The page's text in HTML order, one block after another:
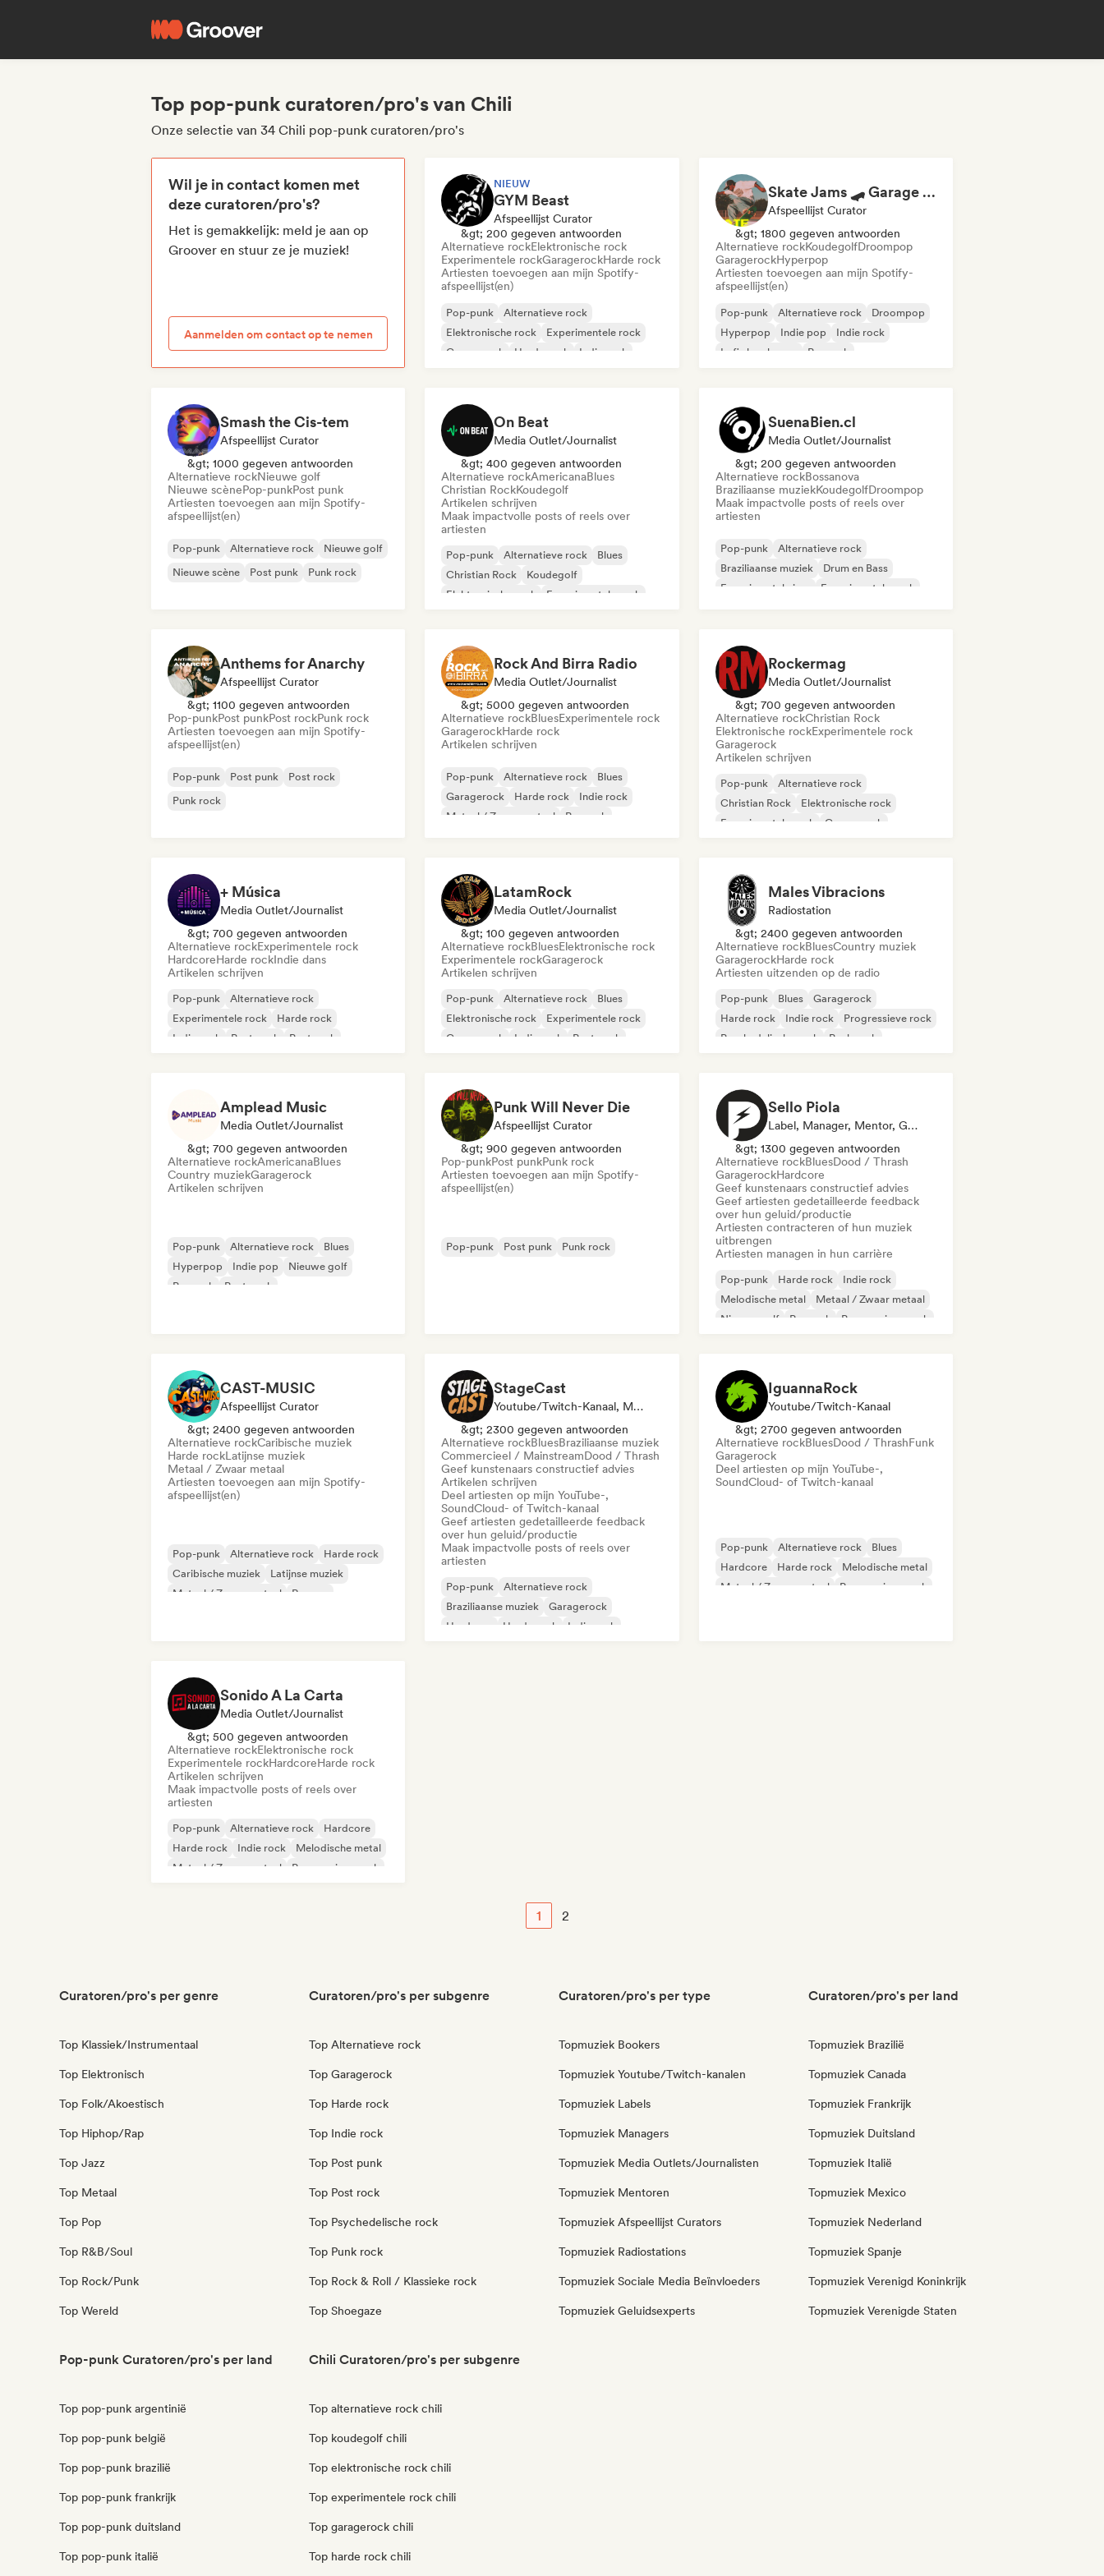
Top pop-punk curatoren/pro's van Chili
Onze selectie van 34 Chili pop-punk curatoren/pro's
Wil je in contact komen met
deze curatoren/pro's?
Het is gemakkelijk: meld je aan op
Groover en stuur ze je muziek!
Aanmelden om contact op te nemen
NIEUW
GYM Beast
Afspeellijst Curator
&gt; 200 gegeven antwoorden
Alternatieve rockElektronische rock
Experimentele rockGaragerockHarde rock
Artiesten toevoegen aan mijn Spotify-
afspeellijst(en)
Pop-punk
Alternatieve rock
Elektronische rock
Experimentele rock
Garagerock
Harde rock
Indie rock
Skate Jams 🛹 Garage Rock, Surf Rock & Neo-Psych
Afspeellijst Curator
&gt; 1800 gegeven antwoorden
Alternatieve rockKoudegolfDroompop
GaragerockHyperpop
Artiesten toevoegen aan mijn Spotify-
afspeellijst(en)
Pop-punk Alternatieve rock
Droompop
Hyperpop
Indie pop
Indie rock
Lofi slaapkamer
Poprock
Smash the Cis-tem
Afspeellijst Curator
&gt; 1000 gegeven antwoorden
Alternatieve rockNieuwe golf
Nieuwe scènePop-punkPost punk
Artiesten toevoegen aan mijn Spotify-
afspeellijst(en)
Pop-punk Alternatieve rock
Nieuwe golf
Nieuwe scène
Post punk Punk rock
On Beat
Media Outlet/Journalist
&gt; 400 gegeven antwoorden
Alternatieve rockAmericanaBlues
Christian RockKoudegolf
Artikelen schrijven
Maak impactvolle posts of reels over
artiesten
Pop-punk Alternatieve rock
Blues
Christian Rock
Koudegolf
Elektronische rock
Experimentele rock
SuenaBien.cl
Media Outlet/Journalist
&gt; 200 gegeven antwoorden
Alternatieve rockBossanova
Braziliaanse muziekKoudegolfDroompop
Maak impactvolle posts of reels over
artiesten
Pop-punk
Alternatieve rock
Braziliaanse muziek
Drum en Bass
Experimentele jazz
Experimentele rock
Anthems for Anarchy
Afspeellijst Curator
&gt; 1100 gegeven antwoorden
Pop-punkPost punkPost rockPunk rock
Artiesten toevoegen aan mijn Spotify-
afspeellijst(en)
Pop-punk Post punk
Post rock
Punk rock
Rock And Birra Radio
Media Outlet/Journalist
&gt; 5000 gegeven antwoorden
Alternatieve rockBluesExperimentele rock
GaragerockHarde rock
Artikelen schrijven
Pop-punk Alternatieve rock
Blues
Garagerock
Harde rock
Indie rock
Metaal / Zwaar metaal
Poprock
Rockermag
Media Outlet/Journalist
&gt; 700 gegeven antwoorden
Alternatieve rockChristian Rock
Elektronische rockExperimentele rock
Garagerock
Artikelen schrijven
Pop-punk
Alternatieve rock
Christian Rock
Elektronische rock
Experimentele rock
Garagerock
+ Música
Media Outlet/Journalist
&gt; 700 gegeven antwoorden
Alternatieve rockExperimentele rock
HardcoreHarde rockIndie dans
Artikelen schrijven
Pop-punk
Alternatieve rock
Experimentele rock
Harde rock
Indie rock
Post punk
Post rock
LatamRock
Media Outlet/Journalist
&gt; 100 gegeven antwoorden
Alternatieve rockBluesElektronische rock
Experimentele rockGaragerock
Artikelen schrijven
Pop-punk Alternatieve rock
Blues
Elektronische rock
Experimentele rock
Garagerock
Indie rock Post punk
Males Vibracions
Radiostation
&gt; 2400 gegeven antwoorden
Alternatieve rockBluesCountry muziek
GaragerockHarde rock
Artiesten uitzenden op de radio
Pop-punk Blues
Garagerock
Harde rock
Indie rock
Progressieve rock
Psychedelische rock
Punk rock
Amplead Music
Media Outlet/Journalist
&gt; 700 gegeven antwoorden
Alternatieve rockAmericanaBlues
Country muziekGaragerock
Artikelen schrijven
Pop-punk Alternatieve rock
Blues
Hyperpop
Indie pop
Nieuwe golf
Poprock
Post punk
Punk Will Never Die
Afspeellijst Curator
&gt; 900 gegeven antwoorden
Pop-punkPost punkPunk rock
Artiesten toevoegen aan mijn Spotify-
afspeellijst(en)
Pop-punk Post punk Punk rock
Sello Piola
Label, Manager, Mentor, Geluidsexpert
&gt; 1300 gegeven antwoorden
Alternatieve rockBluesDood / Thrash
GaragerockHardcore
Geef kunstenaars constructief advies
Geef artiesten gedetailleerde feedback
over hun geluid/productie
Artiesten contracteren of hun muziek
uitbrengen
Artiesten managen in hun carrière
Pop-punk Harde rock
Indie rock
Melodische metal
Metaal / Zwaar metaal
Nieuwe golf
Poprock Progressieve rock
CAST-MUSIC
Afspeellijst Curator
&gt; 2400 gegeven antwoorden
Alternatieve rockCaribische muziek
Harde rockLatijnse muziek
Metaal / Zwaar metaal
Artiesten toevoegen aan mijn Spotify-
afspeellijst(en)
Pop-punk Alternatieve rock
Harde rock
Caribische muziek
Latijnse muziek
Metaal / Zwaar metaal
Reggae
StageCast
Youtube/Twitch-Kanaal, Media Outlet/Journalist, Mentor, Sociale Media Beïnvloeder, Geluidsexpert
&gt; 2300 gegeven antwoorden
Alternatieve rockBluesBraziliaanse muziek
Commercieel / MainstreamDood / Thrash
Geef kunstenaars constructief advies
Artikelen schrijven
Deel artiesten op mijn YouTube-,
SoundCloud- of Twitch-kanaal
Geef artiesten gedetailleerde feedback
over hun geluid/productie
Maak impactvolle posts of reels over
artiesten
Pop-punk
Alternatieve rock
Braziliaanse muziek
Garagerock
Hardcore
Harde rock
Indie rock
IguannaRock
Youtube/Twitch-Kanaal
&gt; 2700 gegeven antwoorden
Alternatieve rockBluesDood / ThrashFunk
Garagerock
Deel artiesten op mijn YouTube-,
SoundCloud- of Twitch-kanaal
Pop-punk Alternatieve rock
Blues
Hardcore
Harde rock
Melodische metal
Metaal / Zwaar metaal
Progressieve rock
Sonido A La Carta
Media Outlet/Journalist
&gt; 500 gegeven antwoorden
Alternatieve rockElektronische rock
Experimentele rockHardcoreHarde rock
Artikelen schrijven
Maak impactvolle posts of reels over
artiesten
Pop-punk Alternatieve rock
Hardcore
Harde rock
Indie rock
Melodische metal
Metaal / Zwaar metaal
Progressieve rock
1 2
Curatoren/pro's per genre
Top Klassiek/Instrumentaal
Top Elektronisch
Top Folk/Akoestisch
Top Hiphop/Rap
Top Jazz
Top Metaal
Top Pop
Top R&B/Soul
Top Rock/Punk
Top Wereld
Curatoren/pro's per subgenre
Top Alternatieve rock
Top Garagerock
Top Harde rock
Top Indie rock
Top Post punk
Top Post rock
Top Psychedelische rock
Top Punk rock
Top Rock & Roll / Klassieke rock
Top Shoegaze
Curatoren/pro's per type
Topmuziek Bookers
Topmuziek Youtube/Twitch-kanalen
Topmuziek Labels
Topmuziek Managers
Topmuziek Media Outlets/Journalisten
Topmuziek Mentoren
Topmuziek Afspeellijst Curators
Topmuziek Radiostations
Topmuziek Sociale Media Beïnvloeders
Topmuziek Geluidsexperts
Curatoren/pro's per land
Topmuziek Brazilië
Topmuziek Canada
Topmuziek Frankrijk
Topmuziek Duitsland
Topmuziek Italië
Topmuziek Mexico
Topmuziek Nederland
Topmuziek Spanje
Topmuziek Verenigd Koninkrijk
Topmuziek Verenigde Staten
Pop-punk Curatoren/pro's per land
Top pop-punk argentinië
Top pop-punk belgië
Top pop-punk brazilië
Top pop-punk frankrijk
Top pop-punk duitsland
Top pop-punk italië
Chili Curatoren/pro's per subgenre
Top alternatieve rock chili
Top koudegolf chili
Top elektronische rock chili
Top experimentele rock chili
Top garagerock chili
Top harde rock chili